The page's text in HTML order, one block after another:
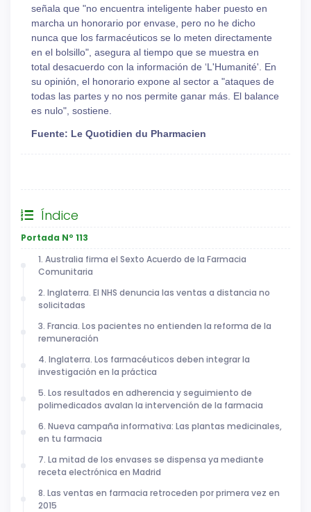
señala que "no encuentra inteligente haber puesto en
marcha un honorario por envase, pero no he dicho
nunca que los farmacéuticos se lo meten directamente
en el bolsillo", asegura al tiempo que se muestra en
total desacuerdo con la información de ‘L'Humanité'. En
su opinión, el honorario expone al sector a "ataques de
todas las partes y no nos permite ganar más. El balance
es nulo", sostiene.
Fuente: Le Quotidien du Pharmacien
Índice
Portada Nº 113
1. Australia firma el Sexto Acuerdo de la Farmacia
Comunitaria
2. Inglaterra. El NHS denuncia las ventas a distancia no
solicitadas
3. Francia. Los pacientes no entienden la reforma de la
remuneración
4. Inglaterra. Los farmacéuticos deben integrar la
investigación en la práctica
5. Los resultados en adherencia y seguimiento de
polimedicados avalan la intervención de la farmacia
6. Nueva campaña informativa: Las plantas medicinales,
en tu farmacia
7. La mitad de los envases se dispensa ya mediante
receta electrónica en Madrid
8. Las ventas en farmacia retroceden por primera vez en
2015